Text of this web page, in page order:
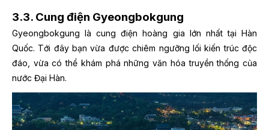
3.3. Cung điện Gyeongbokgung
Gyeongbokgung là cung điện hoàng gia lớn nhất tại Hàn
Quốc. Tới đây bạn vừa được chiêm ngưỡng lối kiến trúc độc
đáo, vừa có thể khám phá những văn hóa truyền thống của
nước Đại Hàn.